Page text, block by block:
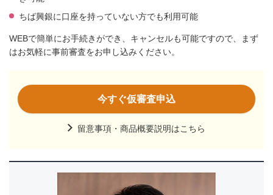
ちば興銀に口座を持っていない方でも利用可能
WEBで簡単にお手続きができ、キャンセルも可能ですので、まず
はお気軽に事前審査をお申し込みください。
今すぐ仮審査申込
留意事項・商品概要説明はこちら